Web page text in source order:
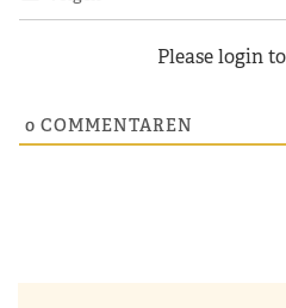
Please login
0 COMMENTAREN